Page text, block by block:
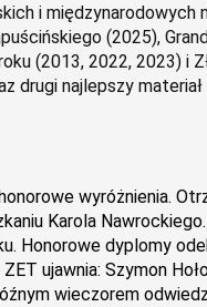
i międzynarodowych
(2025),
(2013, 2022, 2023) i
drugi najlepszy
wyróżnienia.
Karola
Honorowe dyplomy
ujawnia: Szymon
wieczorem